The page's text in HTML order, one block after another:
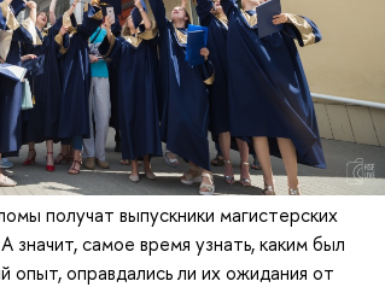
получат выпускники магистерских
значит, самое время узнать, каким был
опыт, оправдались ли их ожидания от